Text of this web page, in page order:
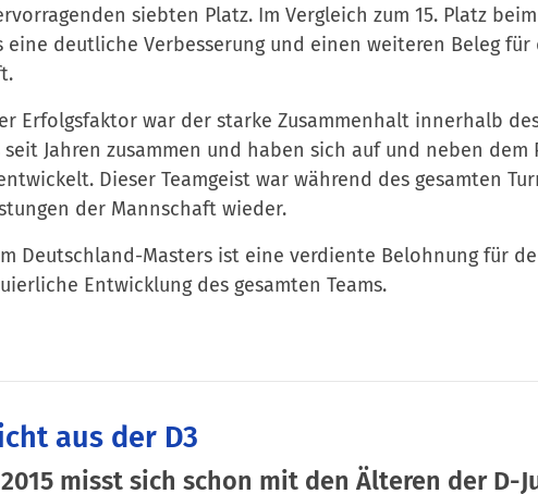
siebten Platz. Im Vergleich zum 15. Platz
eine deutliche Verbesserung und einen weiteren Beleg
Erfolgsfaktor war der starke Zusammenhalt innerhalb
Jahren zusammen und haben sich auf und neben dem
Dieser Teamgeist war während des gesamten
der Mannschaft wieder.
Deutschland-Masters ist eine verdiente Belohnung für
Entwicklung des gesamten Teams.
aus der D3
misst sich schon mit den Älteren der D-